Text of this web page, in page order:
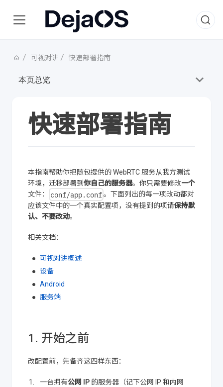
可视对讲 快速部署指南
本页总览
快速部署指南
本指南帮助你把随包提供的 WebRTC 服务从我方测试
环境，迁移部署到 你自己的服务器。你只需要修改一个
文件：
conf/app.conf 。下面列出的每一项改动都对
应该文件中的一个真实配置项，没有提到的项请保持默
认、不要改动。
相关文档：
可视对讲概述
设备
Android
服务端
1. 开始之前
改配置前，先备齐这四样东西：
一台拥有公网 IP 的服务器（记下公网 IP 和内网